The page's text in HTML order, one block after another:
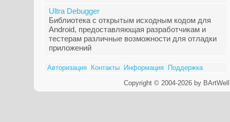
Ultra Debugger
Библиотека с открытым исходным кодом для
Android, предоставляющая разработчикам и
тестерам различные возможности для отладки
приложений
Авторизация Контакты Информация
Поддержка
Copyright © 2004-2026 by BArtWell